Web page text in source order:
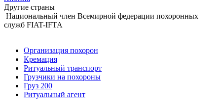
Другие страны
Национальный член Всемирной федерации похоронных
служб FIAT-IFTA
Организация похорон
Кремация
Ритуальный транспорт
Грузчики на похороны
Груз 200
Ритуальный агент